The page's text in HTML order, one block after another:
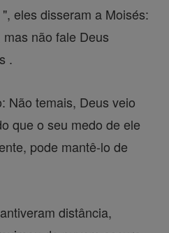
eles disseram a Moisés:
não fale Deus
.
Não temais, Deus veio
que o seu medo de ele
pode mantê-lo de
distância,